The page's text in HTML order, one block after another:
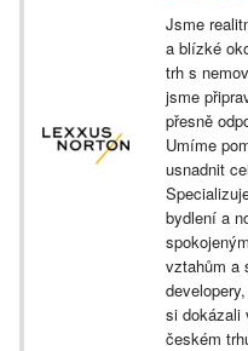
Jsme
a blízké
trh s
jsme
přesně
Umíme
usnadnit
bydlení a
vztahům a
si dokázali
českém